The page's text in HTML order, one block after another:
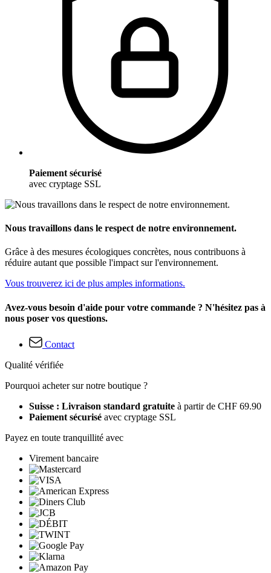
Paiement sécurisé
avec cryptage SSL
Nous travaillons dans le respect de notre environnement.
Grâce à des mesures écologiques concrètes, nous contribuons à
réduire autant que possible l'impact sur l'environnement.
Vous trouverez ici de plus amples informations.
Avez-vous besoin d'aide pour votre commande ? N'hésitez pas à
nous poser vos questions.
Contact
Qualité vérifiée
Pourquoi acheter sur notre boutique ?
Suisse : Livraison standard gratuite à partir de CHF 69.90
Paiement sécurisé avec cryptage SSL
Payez en toute tranquillité avec
Virement bancaire